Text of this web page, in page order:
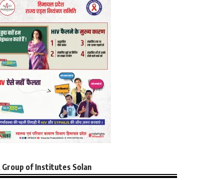
Group of Institutes Solan